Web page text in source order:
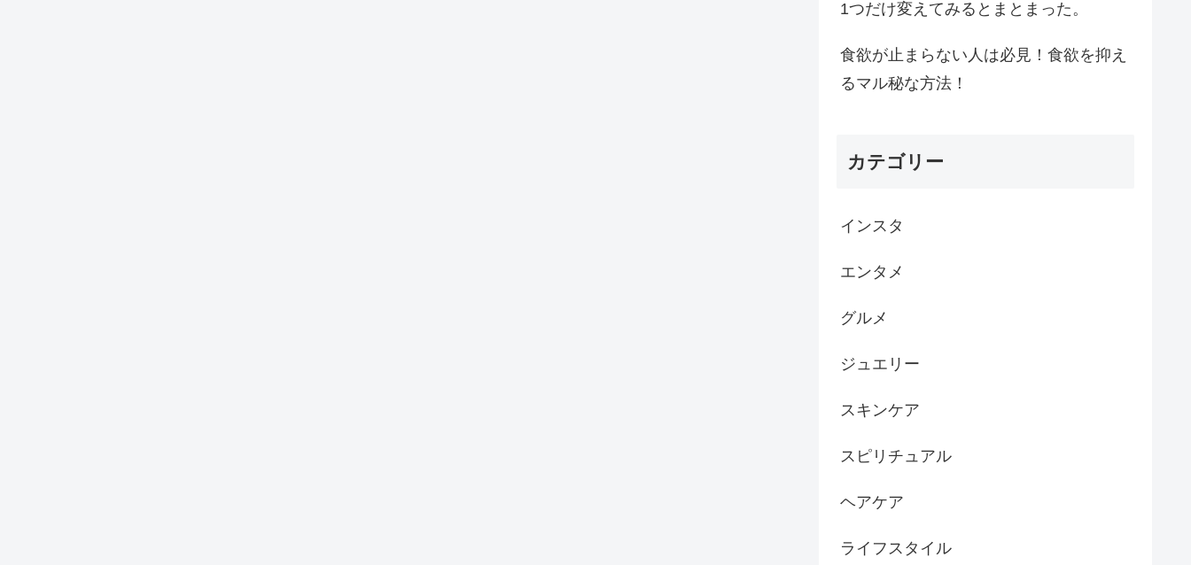
1つだけ変えてみるとまとまった。
食欲が止まらない人は必見！食欲を抑え
るマル秘な方法！
カテゴリー
インスタ
エンタメ
グルメ
ジュエリー
スキンケア
スピリチュアル
ヘアケア
ライフスタイル